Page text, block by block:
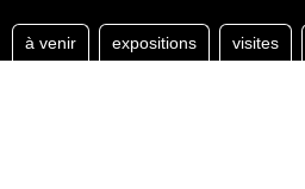
à venir expositions visites